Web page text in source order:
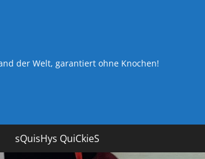
der Welt, garantiert ohne Knochen!
sQuisHys QuiCkieS